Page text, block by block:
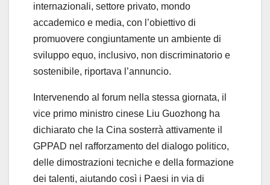
internazionali, settore privato, mondo
accademico e media, con l’obiettivo di
promuovere congiuntamente un ambiente di
sviluppo equo, inclusivo, non discriminatorio e
sostenibile, riportava l’annuncio.
Intervenendo al forum nella stessa giornata, il
vice primo ministro cinese Liu Guozhong ha
dichiarato che la Cina sosterrà attivamente il
GPPAD nel rafforzamento del dialogo politico,
delle dimostrazioni tecniche e della formazione
dei talenti, aiutando così i Paesi in via di